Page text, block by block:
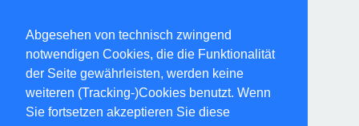
Abgesehen von technisch zwingend
notwendigen Cookies, die die Funktionalität
der Seite gewährleisten, werden keine
weiteren (Tracking-)Cookies benutzt. Wenn
Sie fortsetzen akzeptieren Sie diese